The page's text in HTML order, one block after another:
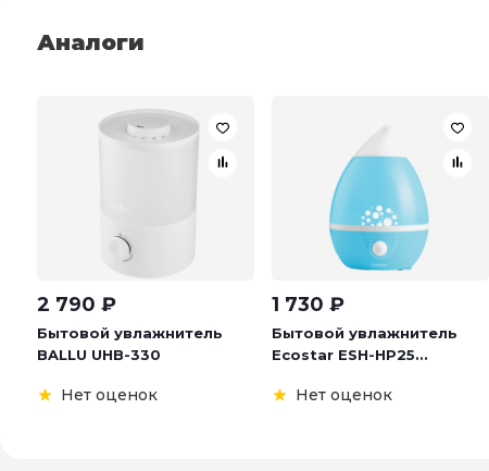
Аналоги
2 790 ₽
Бытовой увлажнитель
BALLU UHB-330
Нет оценок
1 730 ₽
Бытовой увлажнитель
Ecostar ESH-HP25...
Нет оценок